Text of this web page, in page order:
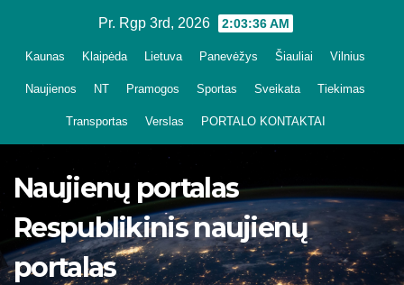
Pr. Rgp 3rd, 2026 2:03:36 AM
Kaunas Klaipėda Lietuva Panevėžys Šiauliai Vilnius
Naujienos NT Pramogos Sportas Sveikata Tiekimas
Transportas Verslas PORTALO KONTAKTAI
Naujienų portalas
Respublikinis naujienų
portalas